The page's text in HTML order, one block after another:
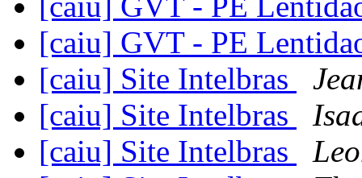
[caiu] GVT - PE
[caiu] Site Intelbras
[caiu] Site Intelbras
[caiu] Site Intelbras